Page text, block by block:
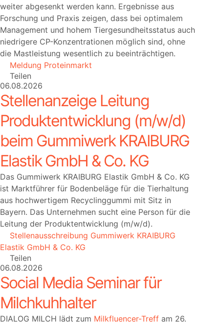
weiter abgesenkt werden kann. Ergebnisse aus
Forschung und Praxis zeigen, dass bei optimalem
Management und hohem Tiergesundheitsstatus auch
niedrigere CP-Konzentrationen möglich sind, ohne
die Mastleistung wesentlich zu beeinträchtigen.
Meldung Proteinmarkt
Teilen
06.08.2026
Stellenanzeige Leitung
Produktentwicklung (m/w/d)
beim Gummiwerk KRAIBURG
Elastik GmbH & Co. KG
Das Gummiwerk KRAIBURG Elastik GmbH & Co. KG
ist Marktführer für Bodenbeläge für die Tierhaltung
aus hochwertigem Recyclinggummi mit Sitz in
Bayern. Das Unternehmen sucht eine Person für die
Leitung der Produktentwicklung (m/w/d).
Stellenausschreibung Gummiwerk KRAIBURG
Elastik GmbH & Co. KG
Teilen
06.08.2026
Social Media Seminar für
Milchkuhhalter
DIALOG MILCH lädt zum Milkfluencer-Treff am 26.